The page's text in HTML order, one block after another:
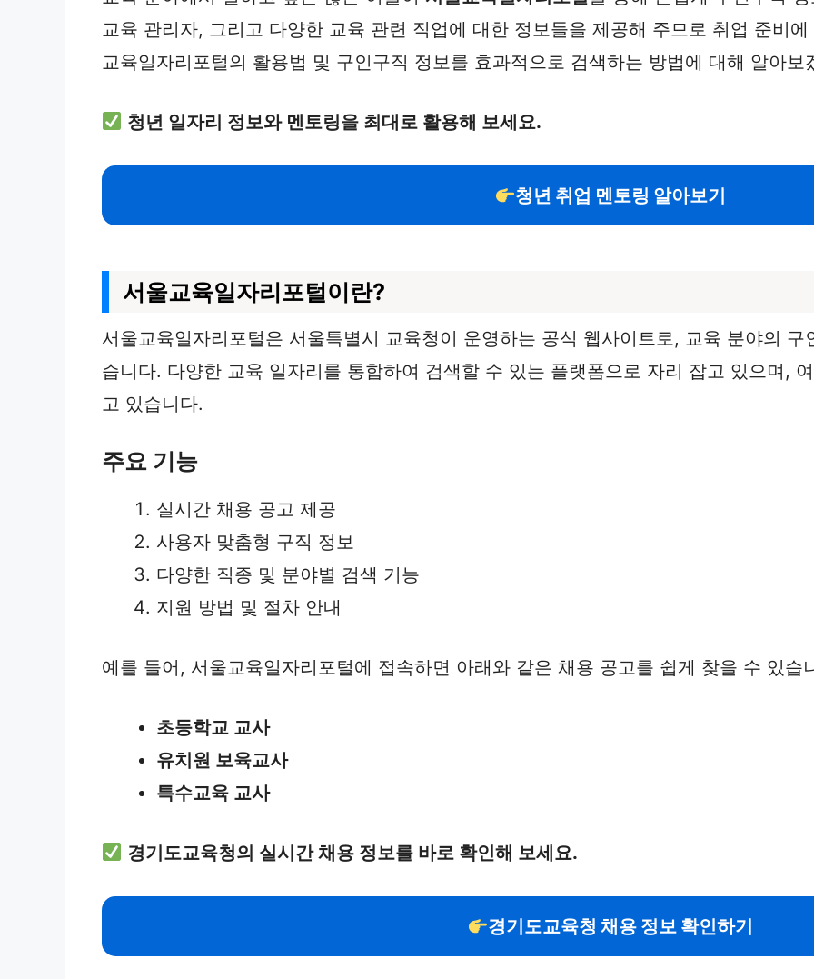
교육 관리자, 그리고 다양한 교육 관련 직업에 대한 정보들을 제공해 주므로 취업 준비
교육일자리포털의 활용법 및 구인구직 정보를 효과적으로 검색하는 방법에 대해 알아보
청년 일자리 정보와 멘토링을 최대로 활용해 보세요.
청년 취업 멘토링 알아보기
서울교육일자리포털이란?
서울교육일자리포털은 서울특별시 교육청이 운영하는 공식 웹사이트로, 교육 분야의
습니다. 다양한 교육 일자리를 통합하여 검색할 수 있는 플랫폼으로 자리 잡고 있으며,
고 있습니다.
주요 기능
실시간 채용 공고 제공
사용자 맞춤형 구직 정보
다양한 직종 및 분야별 검색 기능
지원 방법 및 절차 안내
예를 들어, 서울교육일자리포털에 접속하면 아래와 같은 채용 공고를 쉽게 찾을 수 있습
초등학교 교사
유치원 보육교사
특수교육 교사
경기도교육청의 실시간 채용 정보를 바로 확인해 보세요.
경기도교육청 채용 정보 확인하기